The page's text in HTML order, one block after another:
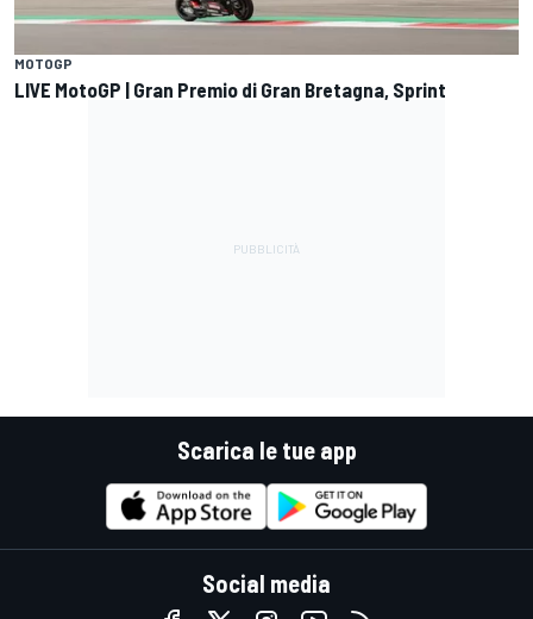
MOTOGP
LIVE MotoGP | Gran Premio di Gran Bretagna, Sprint
Scarica le tue app
Social media